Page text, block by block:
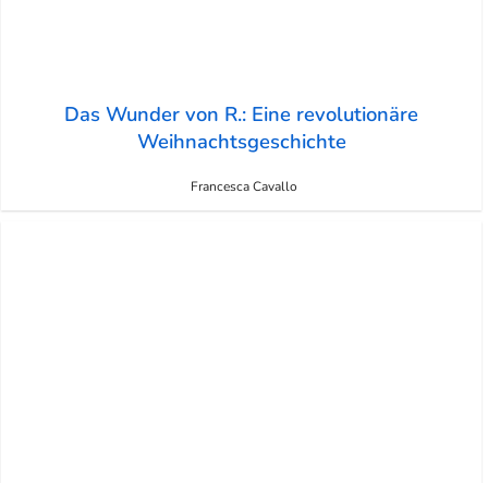
Das Wunder von R.: Eine revolutionäre
Weihnachtsgeschichte
Francesca Cavallo